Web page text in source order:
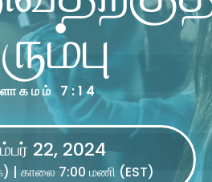
7:14
22, 2024
| காலை 7:00 மணி (EST)